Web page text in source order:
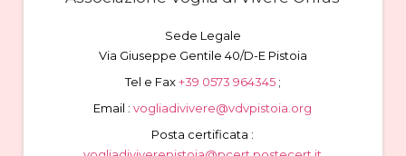
Sede Legale
Via Giuseppe Gentile 40/D-E Pistoia
Tel e Fax+39 0573 964345 ;
Email : vogliadivivere@vdvpistoia.org
Posta certificata :